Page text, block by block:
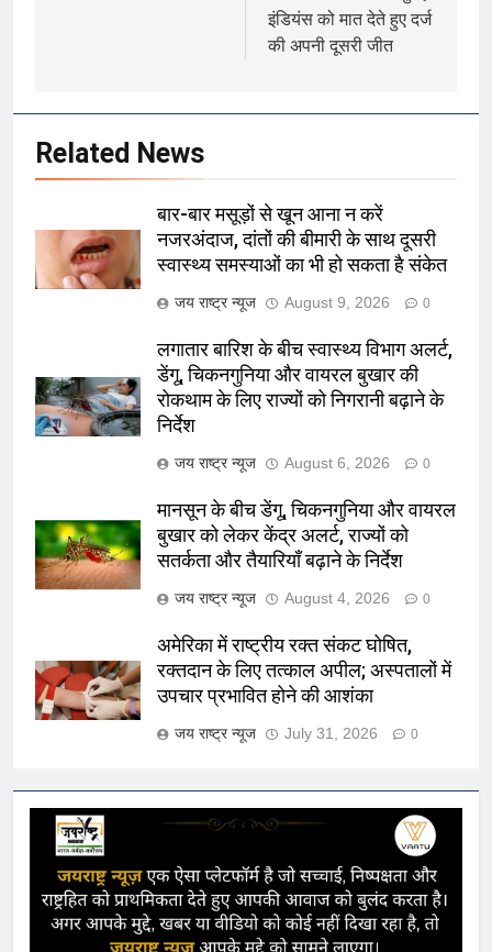
इंडियंस को मात देते हुए दर्ज
की अपनी दूसरी जीत
Related News
बार-बार मसूड़ों से खून आना न करें
नजरअंदाज, दांतों की बीमारी के साथ दूसरी
स्वास्थ्य समस्याओं का भी हो सकता है संकेत
जय राष्ट्र न्यूज August 9, 2026 0
लगातार बारिश के बीच स्वास्थ्य विभाग अलर्ट,
डेंगू, चिकनगुनिया और वायरल बुखार की
रोकथाम के लिए राज्यों को निगरानी बढ़ाने के
निर्देश
जय राष्ट्र न्यूज August 6, 2026 0
मानसून के बीच डेंगू, चिकनगुनिया और वायरल
बुखार को लेकर केंद्र अलर्ट, राज्यों को
सतर्कता और तैयारियाँ बढ़ाने के निर्देश
जय राष्ट्र न्यूज August 4, 2026 0
अमेरिका में राष्ट्रीय रक्त संकट घोषित,
रक्तदान के लिए तत्काल अपील; अस्पतालों में
उपचार प्रभावित होने की आशंका
जय राष्ट्र न्यूज July 31, 2026 0